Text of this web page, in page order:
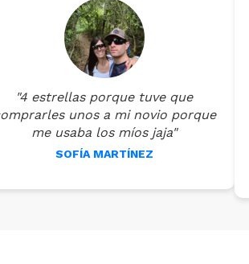
"4 estrellas porque tuve que
unos a mi novio porque
me usaba los míos jaja"
SOFÍA MARTÍNEZ